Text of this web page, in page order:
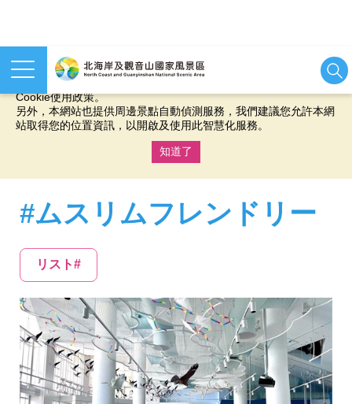
本網站使用cookies等相關技術以持續優化網站服務，並有助於為
您提供更佳的體驗，當您繼續使用本網站即表示您同意我們的
Cookie使用政策。
另外，本網站也提供周邊景點自動偵測服務，我們建議您允許本網
站取得您的位置資訊，以開啟及使用此智慧化服務。
知道了
#ムスリムフレンドリー
リスト#